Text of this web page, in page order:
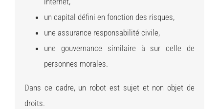
un capital défini en fonction des risques,
une assurance responsabilité civile,
une gouvernance similaire à sur celle de
personnes morales.
Dans ce cadre, un robot est sujet et non objet de
droits.